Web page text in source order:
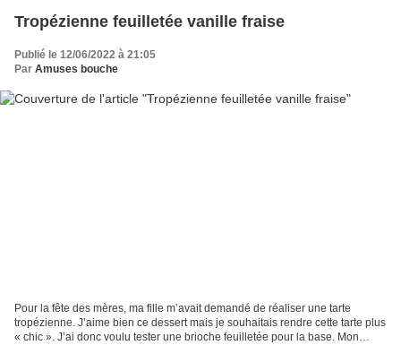
Tropézienne feuilletée vanille fraise
Publié le 12/06/2022 à 21:05
Par Amuses bouche
Pour la fête des mères, ma fille m’avait demandé de réaliser une tarte
tropézienne. J’aime bien ce dessert mais je souhaitais rendre cette tarte plus
« chic ». J’ai donc voulu tester une brioche feuilletée pour la base. Mon